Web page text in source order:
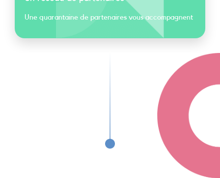
Une quarantaine de partenaires vous accompagnent